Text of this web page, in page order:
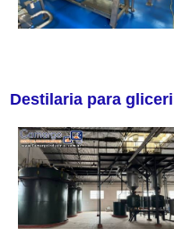
Destilaria para